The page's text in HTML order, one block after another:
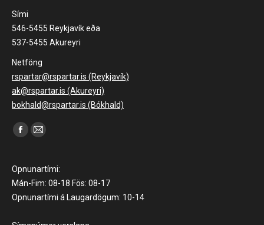
Sími
546-5455 Reykjavík eða
537-5455 Akureyri
Netföng
rspartar@rspartar.is (Reykjavík)
ak@rspartar.is (Akureyri)
bokhald@rspartar.is (Bókhald)
Find us on:
Facebook
opens
in
new
Mail
opens
in
new
Opnunartími:
Mán-Fim: 08-18 Fös: 08-17
Opnunartími á Laugardögum: 10-14